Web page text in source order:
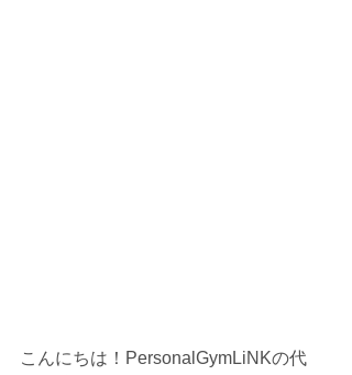
こんにちは！PersonalGymLiNKの代